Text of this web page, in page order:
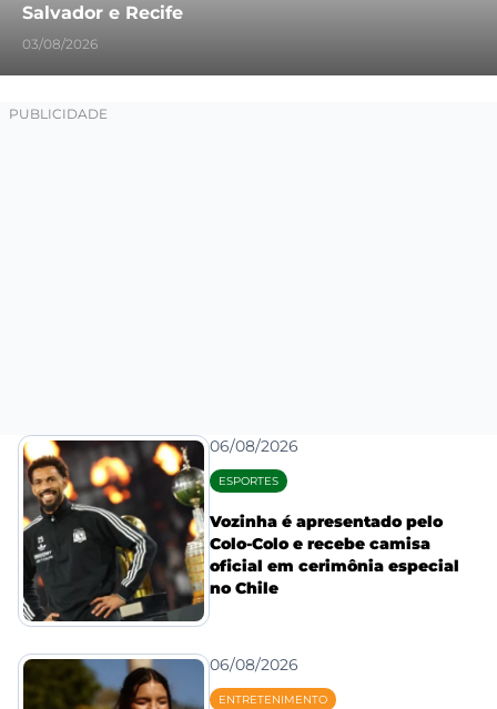
Salvador e Recife
03/08/2026
06/08/2026
ESPORTES
Vozinha é apresentado pelo
Colo-Colo e recebe camisa
oficial em cerimônia especial
no Chile
06/08/2026
ENTRETENIMENTO